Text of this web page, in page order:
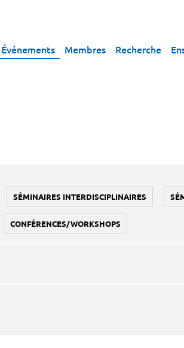
Événements Membres Recherche
SÉMINAIRES INTERDISCIPLINAIRES
CONFÉRENCES/WORKSHOPS